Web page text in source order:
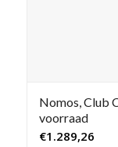
Nomos, Club
voorraad
€1.289,26